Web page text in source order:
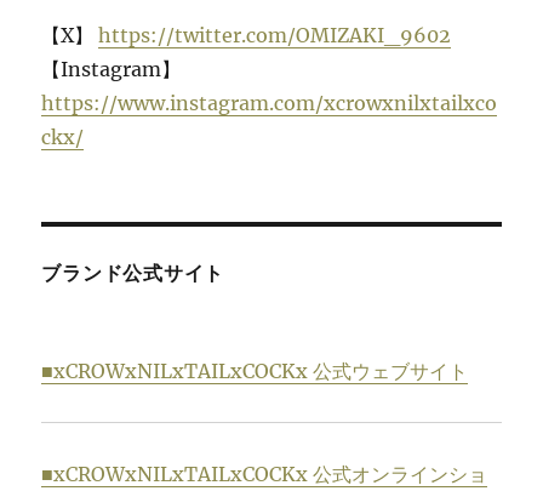
【X】https://twitter.com/OMIZAKI_9602
【Instagram】
https://www.instagram.com/xcrowxnilxtailxco
ckx/
ブランド公式サイト
■xCROWxNILxTAILxCOCKx 公式ウェブサイト
■xCROWxNILxTAILxCOCKx 公式オンラインショ